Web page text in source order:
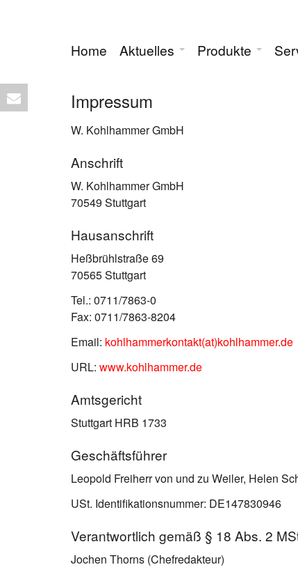
Home Aktuelles Produkte
Impressum
W. Kohlhammer GmbH
Anschrift
W. Kohlhammer GmbH
70549 Stuttgart
Hausanschrift
Heßbrühlstraße 69
70565 Stuttgart
Tel.: 0711/7863-0
Fax: 0711/7863-8204
Email: kohlhammerkontakt(at)kohlhammer.de
URL: www.kohlhammer.de
Amtsgericht
Stuttgart HRB 1733
Geschäftsführer
Leopold Freiherr von und zu Weiler, Helen
USt. Identifikationsnummer: DE147830946
Verantwortlich gemäß § 18 Abs. 2
Jochen Thorns (Chefredakteur)